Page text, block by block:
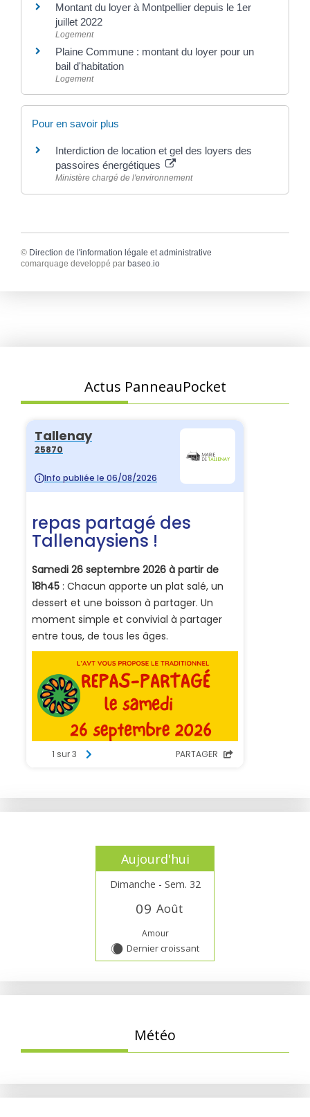
Montant du loyer à Montpellier depuis le 1er
juillet 2022
Logement
Plaine Commune : montant du loyer pour un
bail d'habitation
Logement
Pour en savoir plus
Interdiction de location et gel des loyers des
passoires énergétiques
Ministère chargé de l'environnement
© Direction de l'information légale et administrative
comarquage developpé par baseo.io
Actus PanneauPocket
Aujourd'hui
Dimanche - Sem. 32
09 Août
Amour
X Dernier croissant
Météo